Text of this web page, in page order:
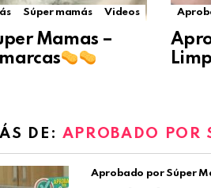
Súper mamás Videos
Mamas –
DE: APROBADO POR
Aprobado por Súper